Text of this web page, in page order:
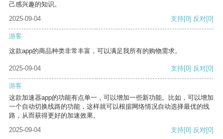
己感兴趣的知识。
2025-09-04
支持[0] 反对[0]
游客
这款app的商品种类非常丰富，可以满足我所有的购物需求。
2025-09-04 支持[0] 反对[0]
游客
这款加速器app的功能有点单一，可以增加一些新功能。比如，可以增加
一个自动切换线路的功能，这样就可以根据网络情况自动选择最优的线
路，从而获得更好的加速效果。
2025-09-04
支持[0] 反对[0]